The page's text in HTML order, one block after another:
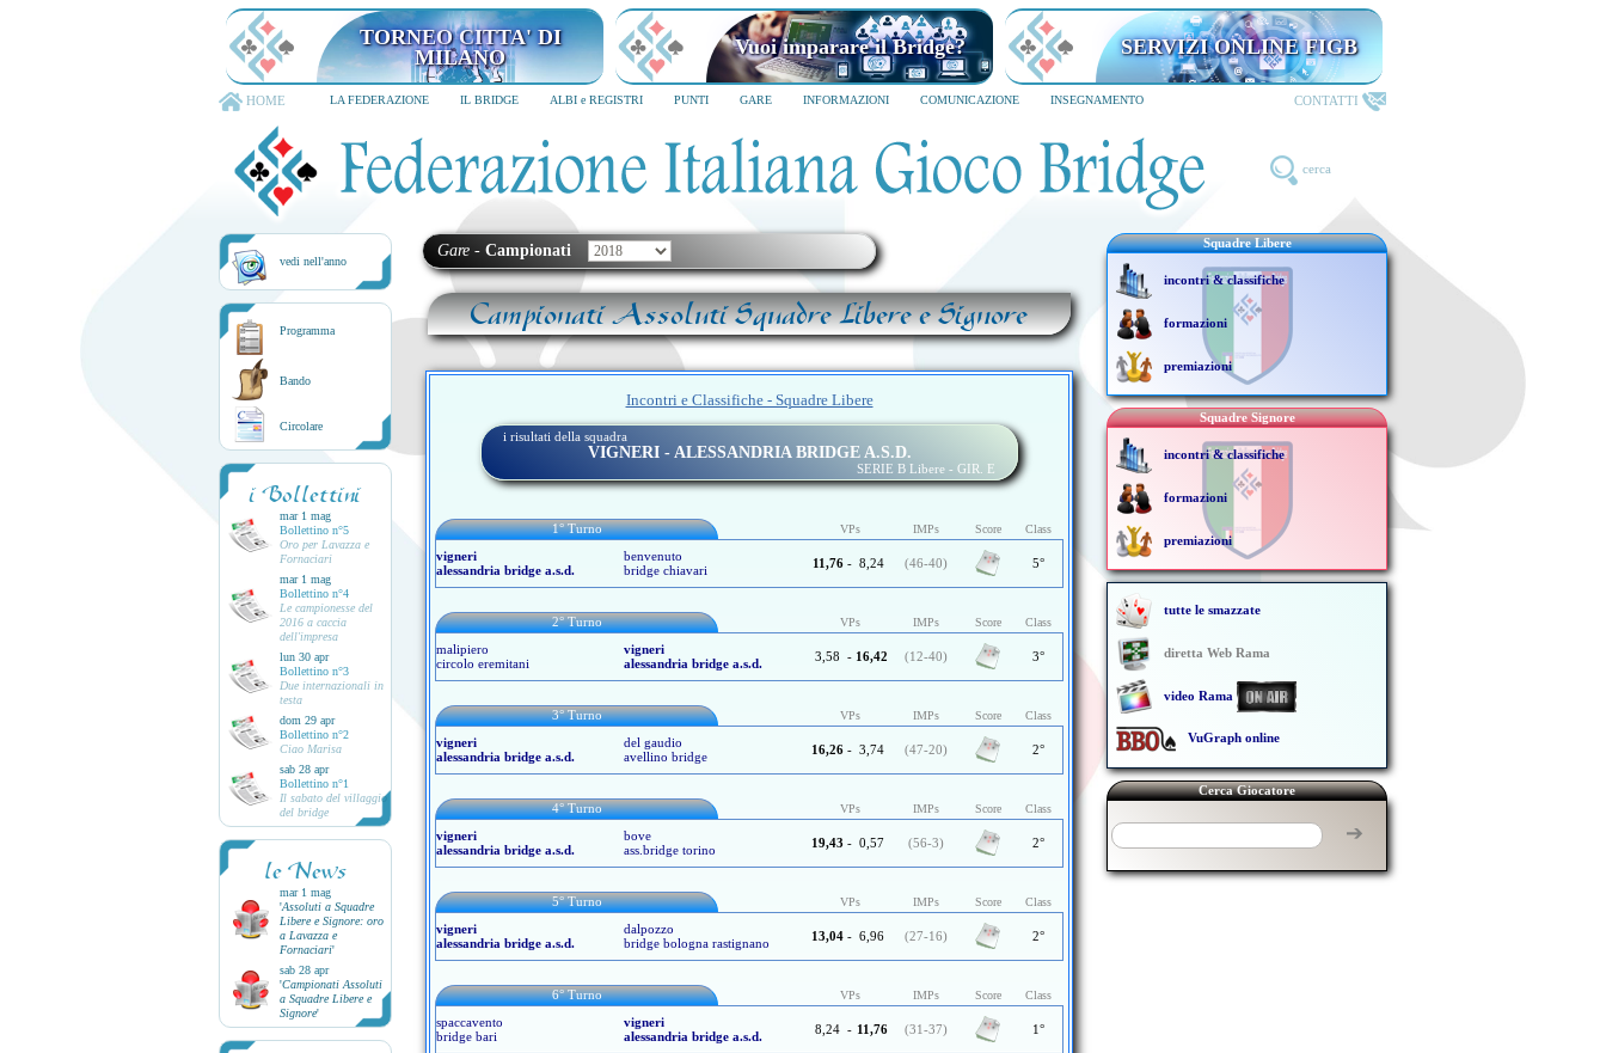
TORNEO CITTA' DI
MILANO
Vuoi imparare il Bridge? SERVIZI ONLINE FIGB
HOME LA FEDERAZIONE IL BRIDGE ALBI e REGISTRI PUNTI GARE INFORMAZIONI COMUNICAZIONE INSEGNAMENTO CONTATTI
cerca
vedi nell'anno
Programma
Bando
Circolare
i Bollettini
mar 1 mag
Bollettino n°5
Oro per Lavazza e
Fornaciari
mar 1 mag
Bollettino n°4
Le campionesse del
2016 a caccia
dell'impresa
lun 30 apr
Bollettino n°3
Due internazionali in
testa
dom 29 apr
Bollettino n°2
Ciao Marisa
sab 28 apr
Bollettino n°1
Il sabato del villaggio
del bridge
le News
mar 1 mag
'Assoluti a Squadre
Libere e Signore: oro
a Lavazza e
Fornaciari'
sab 28 apr
'Campionati Assoluti
a Squadre Libere e
Signore'
Gare - Campionati
Campionati Assoluti Squadre Libere e Signore
Incontri e Classifiche - Squadre Libere
i risultati della squadra
VIGNERI - ALESSANDRIA BRIDGE A.S.D.
SERIE B Libere - GIR. E
1° Turno VPs IMPs Score Class
vigneri
alessandria bridge a.s.d.
benvenuto
bridge chiavari
11,76 - 8,24 (46-40) 5°
2° Turno VPs IMPs Score Class
malipiero
circolo eremitani
vigneri
alessandria bridge a.s.d.
3,58 - 16,42 (12-40) 3°
3° Turno VPs IMPs Score Class
vigneri
alessandria bridge a.s.d.
del gaudio
avellino bridge
16,26 - 3,74 (47-20) 2°
4° Turno VPs IMPs Score Class
vigneri
alessandria bridge a.s.d.
bove
ass.bridge torino
19,43 - 0,57 (56-3) 2°
5° Turno VPs IMPs Score Class
vigneri
alessandria bridge a.s.d.
dalpozzo
bridge bologna rastignano
13,04 - 6,96 (27-16) 2°
6° Turno VPs IMPs Score Class
spaccavento
bridge bari
vigneri
alessandria bridge a.s.d.
8,24 - 11,76 (31-37) 1°
Squadre Libere
incontri & classifiche
formazioni
premiazioni
Squadre Signore
incontri & classifiche
formazioni
premiazioni
tutte le smazzate
diretta Web Rama
video Rama
VuGraph online
Cerca Giocatore
➔